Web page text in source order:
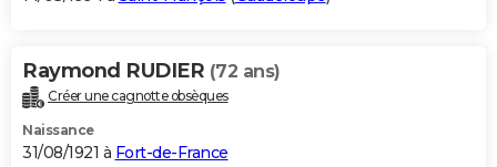
Raymond RUDIER (72 ans)
Créer une cagnotte obsèques
Naissance
31/08/1921 à Fort-de-France